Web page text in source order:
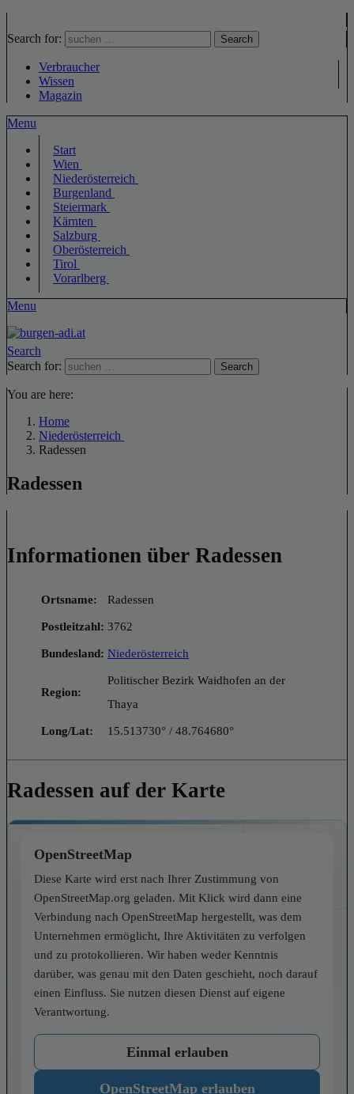
Search for: Search
Verbraucher
Wissen
Magazin
Menu
Start
Wien
Niederösterreich
Burgenland
Steiermark
Kärnten
Salzburg
Oberösterreich
Tirol
Vorarlberg
Menu
Search
Search for:
Search
You are here:
Home
Niederösterreich
Radessen
Radessen
Informationen über Radessen
Ortsname: Radessen
Postleitzahl: 3762
Bundesland: Niederösterreich
Region:
Politischer Bezirk Waidhofen an der
Thaya
Long/Lat: 15.513730° / 48.764680°
Radessen auf der Karte
OpenStreetMap
Diese Karte wird erst nach Ihrer Zustimmung von
OpenStreetMap.org geladen. Mit Klick wird dann eine
Verbindung nach OpenStreetMap hergestellt, was dem
Unternehmen ermöglicht, Ihre Aktivitäten zu verfolgen
und zu protokollieren. Wir haben weder Kenntnis
darüber, was genau mit den Daten geschieht, noch darauf
einen Einfluss. Sie nutzen diesen Dienst auf eigene
Verantwortung.
Einmal erlauben
OpenStreetMap erlauben